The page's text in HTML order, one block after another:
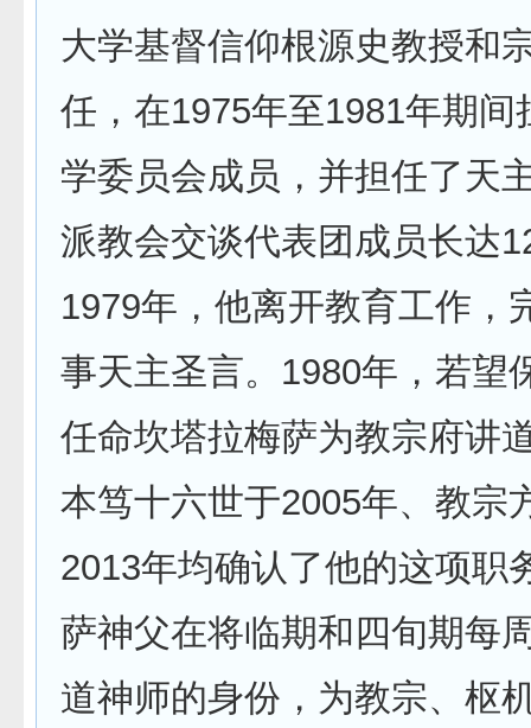
大学基督信仰根源史教授和
任，在1975年至1981年期间
学委员会成员，并担任了天
派教会交谈代表团成员长达
1979年，他离开教育工作，
事天主圣言。1980年，若望
任命坎塔拉梅萨为教宗府讲
本笃十六世于2005年、教宗
2013年均确认了他的这项职
萨神父在将临期和四旬期每
道神师的身份，为教宗、枢